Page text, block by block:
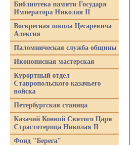
Библиотека памяти Государя
Императора Николая II
Воскресная школа Цесаревича
Алексия
Паломническая служба общины
Иконописная мастерская
Курортный отдел
Ставропольского казачьего
войска
Петербургская станица
Казачий Конвой Святого Царя
Страстотерпца Николая II
Фонд "Берега"